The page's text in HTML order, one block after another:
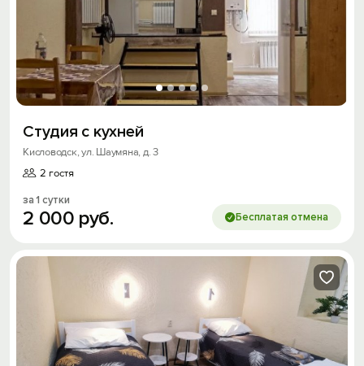
Студия с кухней
Кисловодск, ул. Шаумяна, д. 3
2 гостя
за 1 сутки
2 000 руб. Бесплатая отмена